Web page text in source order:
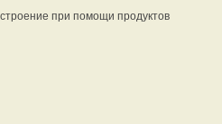
при помощи продуктов